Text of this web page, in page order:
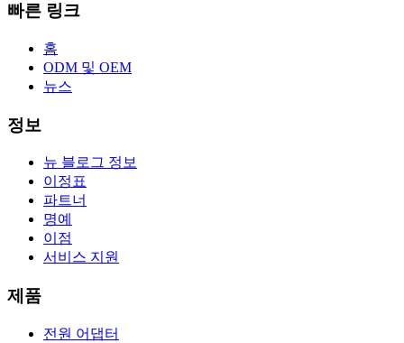
빠른 링크
홈
ODM 및 OEM
뉴스
정보
뉴 블로그 정보
이정표
파트너
명예
이점
서비스 지원
제품
전원 어댑터